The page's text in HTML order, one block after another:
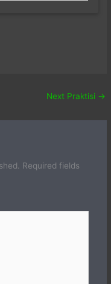
Next Praktisi →
Required fields